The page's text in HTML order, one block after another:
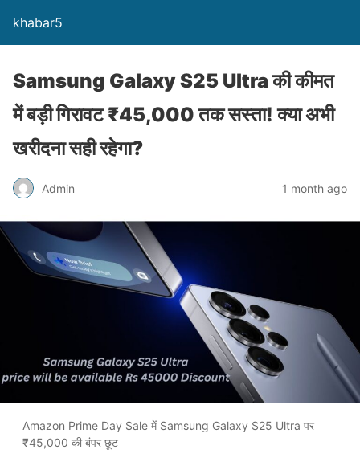
khabar5
Samsung Galaxy S25 Ultra की कीमत
में बड़ी गिरावट ₹45,000 तक सस्ता! क्या अभी
खरीदना सही रहेगा?
Admin 1 month ago
Amazon Prime Day Sale में Samsung Galaxy S25 Ultra पर
₹45,000 की बंपर छूट